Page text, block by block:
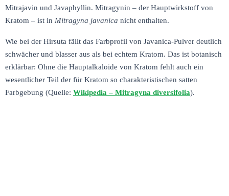
Mitrajavin und Javaphyllin. Mitragynin – der Hauptwirkstoff von
Kratom – ist in Mitragyna javanica nicht enthalten.
Wie bei der Hirsuta fällt das Farbprofil von Javanica-Pulver deutlich
schwächer und blasser aus als bei echtem Kratom. Das ist botanisch
erklärbar: Ohne die Hauptalkaloide von Kratom fehlt auch ein
wesentlicher Teil der für Kratom so charakteristischen satten
Farbgebung (Quelle: Wikipedia – Mitragyna diversifolia).